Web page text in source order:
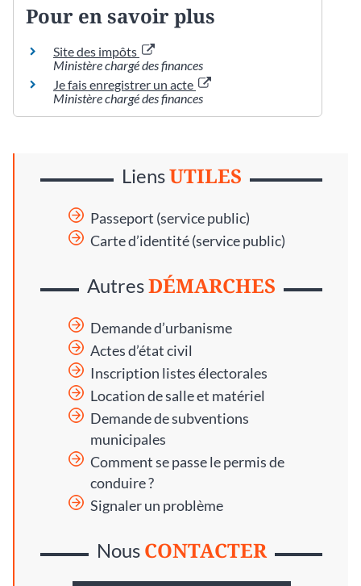
Pour en savoir plus
Site des impôts
Ministère chargé des finances
Je fais enregistrer un acte
Ministère chargé des finances
LiensUTILES
Passeport (service public)
Carte d’identité (service public)
AutresDÉMARCHES
Demande d’urbanisme
Actes d’état civil
Inscription listes électorales
Location de salle et matériel
Demande de subventions
municipales
Comment se passe le permis de
conduire ?
Signaler un problème
Nous CONTACTER